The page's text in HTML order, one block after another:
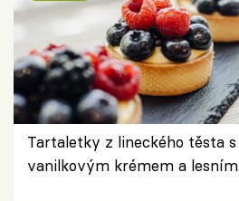
Tartaletky z lineckého těsta s
vanilkovým krémem a lesním